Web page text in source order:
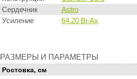
Сердечник
Astro
Усиление
64.20 Bi-Ax
Размеры
и
параметры
РАЗМЕРЫ И ПАРАМЕТРЫ
Ростовка, см